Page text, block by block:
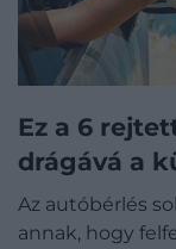
Ez a 6
drágává a
Az autóbérlés
annak, hogy